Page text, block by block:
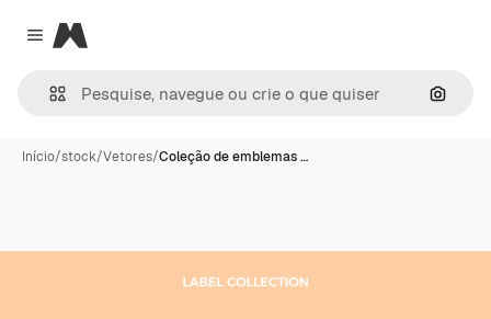
Close menu
Magnific
Início/stock/Vetores/Coleção de emblemas …